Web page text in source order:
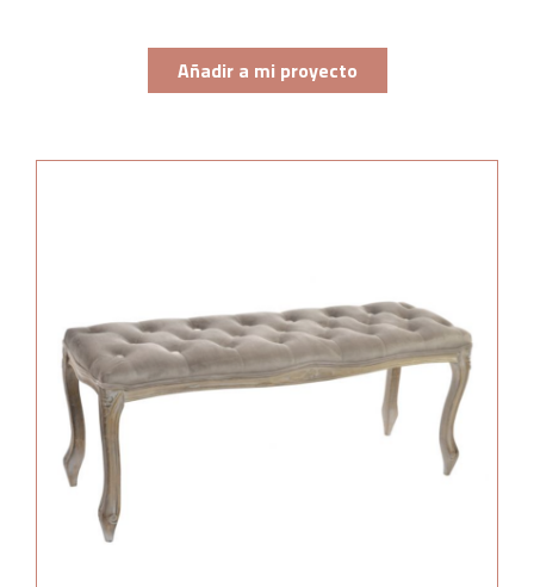
Añadir a mi proyecto